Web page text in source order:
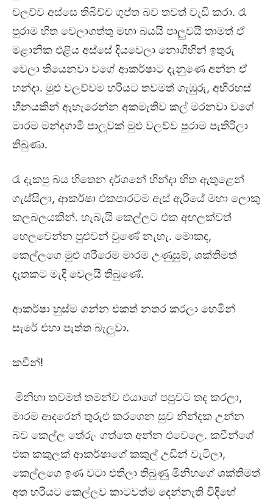
වලව්ව අස්සෙ තිබිච්ච ගුප්ත බව තවත් වැඩි කරා. රෑ
පුරාම හිත වෙලාගත්තු මහා බයයි පාලුවයි තාමත් ඒ
මළානික එළිය අස්සේ දියවෙලා නොගිහින් ඉතුරු
වෙලා තියෙනවා වගේ ආකර්ෂාට දැනුණෙ අන්න ඒ
හන්දා. මුළු වලව්වම හරියට තවමත් ගැඹුරු, අභිරහස්
හීනයකින් ඇහැරෙන්න අකමැතිව කල් මරනවා වගේ
මාරම මන්දගාමී පාලුවක් මුළු වලව්ව පුරාම පැතිරිලා
තිබුණා.
රෑ දැකපු බය හිතෙන දර්ශනේ හින්දා හිත ඇතුළෙන්
ගැස්සිලා, ආකර්ෂා එකපාරටම ඇස් ඇරියේ මහා ලොකු
කලබලයකින්. හැබැයි කෙල්ලට එක අඟලක්වත්
හෙලවෙන්න පුළුවන් වුණේ නැහැ. මොකද,
කෙල්ලගෙ මුළු ශරීරෙම මාරම උණුසුම්, ශක්තිමත්
දෑතකට මැදි වෙලයි තිබුණේ.
ආකර්ෂා හුස්ම ගන්න එකත් නතර කරලා හෙමින්
සැරේ එහා පැත්ත බැලුවා.
කවීන්!
මිනිහා තවමත් තමන්ව එයාගේ පපුවට තද කරලා,
මාරම ආදරෙන් තුරුළු කරගෙන සුව නින්දක උන්න
බව කෙල්ල තේරුං ගත්තෙ අන්න එවෙලෙ. කවීන්ගේ
එක කකුලක් ආකර්ෂාගේ කකුල් උඩින් වැටිලා,
කෙල්ලගෙ ඉණ වටා එතිලා තිබුණු මිනිහගේ ශක්තිමත්
අත හරියට කෙල්ලව කාටවත්ම දෙන්නැති විදිහේ